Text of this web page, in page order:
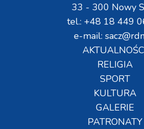
33 - 300 Nowy
tel.: +48 18 449
e-mail:
RELIGIA
SPORT
KULTURA
GALERIE
PATRONATY